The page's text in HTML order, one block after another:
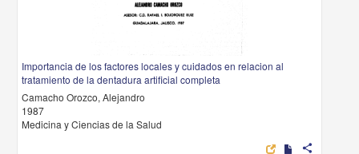
Importancia de los factores locales y cuidados en relacion al
tratamiento de la dentadura artificial completa
Camacho Orozco, Alejandro
1987
Medicina y Ciencias de la Salud
share